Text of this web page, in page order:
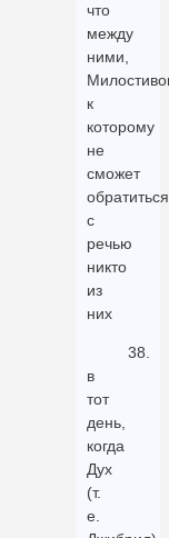
что
между
ними,
к
которому
не
сможет
обратиться
с
речью
никто
из
них
38.
в
тот
день,
когда
Дух
(т.
е.